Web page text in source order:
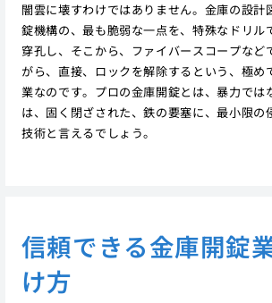
闇雲に壊すわけではありません。金庫の設計
錠機構の、最も脆弱な一点を、特殊なドリル
穿孔し、そこから、ファイバースコープなど
がら、直接、ロックを解除するという、極め
業なのです。プロの金庫開錠とは、暴力では
は、固く閉ざされた、鉄の要塞に、最小限の
技術と言えるでしょう。
信頼できる金庫開錠
け方